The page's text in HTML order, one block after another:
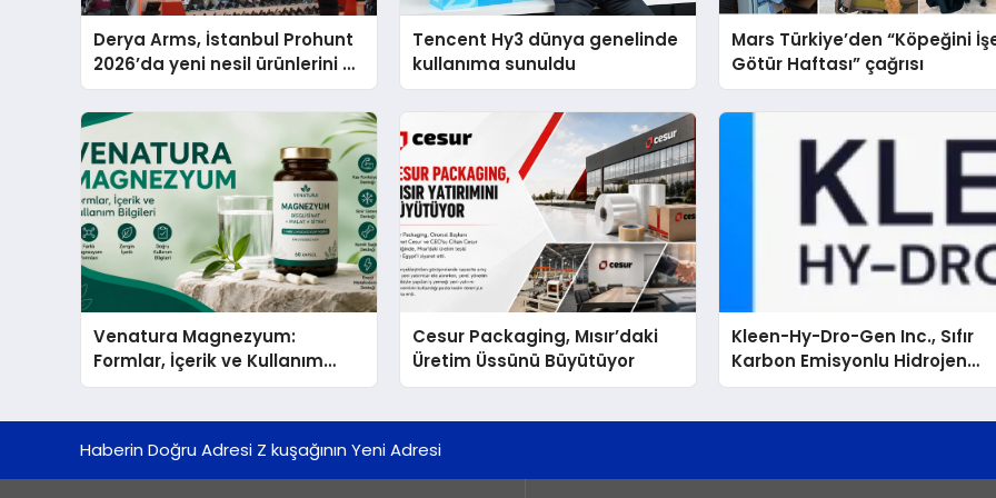
Derya Arms, İstanbul Prohunt
2026’da yeni nesil ürünlerini ve
global marka vizyonunu
sergiledi
Tencent Hy3 dünya genelinde
kullanıma sunuldu
Mars Türkiye’den “Köpeğini
Götür Haftası” çağrısı
Venatura Magnezyum:
Formlar, İçerik ve Kullanım
Bilgileri
Cesur Packaging, Mısır’daki
Üretim Üssünü Büyütüyor
Kleen-Hy-Dro-Gen Inc., Sıfır
Karbon Emisyonlu Hidrojen
Isıtma Teknolojisinde ISO ve
Haberin Doğru Adresi Z kuşağının Yeni Adresi